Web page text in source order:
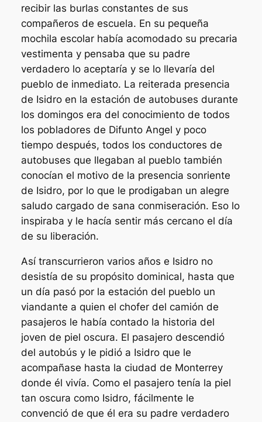
recibir las burlas constantes de sus
compañeros de escuela. En su pequeña
mochila escolar había acomodado su precaria
vestimenta y pensaba que su padre
verdadero lo aceptaría y se lo llevaría del
pueblo de inmediato. La reiterada presencia
de Isidro en la estación de autobuses durante
los domingos era del conocimiento de todos
los pobladores de Difunto Angel y poco
tiempo después, todos los conductores de
autobuses que llegaban al pueblo también
conocían el motivo de la presencia sonriente
de Isidro, por lo que le prodigaban un alegre
saludo cargado de sana conmiseración. Eso lo
inspiraba y le hacía sentir más cercano el día
de su liberación.
Así transcurrieron varios años e Isidro no
desistía de su propósito dominical, hasta que
un día pasó por la estación del pueblo un
viandante a quien el chofer del camión de
pasajeros le había contado la historia del
joven de piel oscura. El pasajero descendió
del autobús y le pidió a Isidro que le
acompañase hasta la ciudad de Monterrey
donde él vivía. Como el pasajero tenía la piel
tan oscura como Isidro, fácilmente le
convenció de que él era su padre verdadero